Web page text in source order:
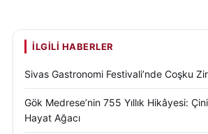
İLGILI HABERLER
Sivas Gastronomi Festivali’nde Coşku
Gök Medrese’nin 755 Yıllık Hikâyesi:
Hayat Ağacı